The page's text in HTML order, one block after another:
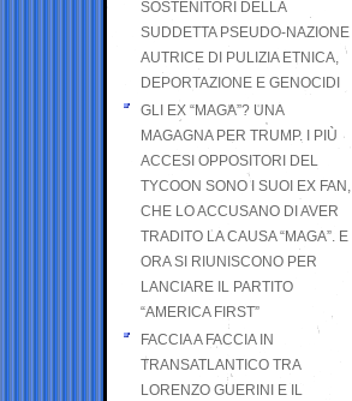
SOSTENITORI DELLA
SUDDETTA PSEUDO-NAZIONE
AUTRICE DI PULIZIA ETNICA,
DEPORTAZIONE E GENOCIDI
GLI EX “MAGA”? UNA
MAGAGNA PER TRUMP. I PIÙ
ACCESI OPPOSITORI DEL
TYCOON SONO I SUOI EX FAN,
CHE LO ACCUSANO DI AVER
TRADITO LA CAUSA “MAGA”. E
ORA SI RIUNISCONO PER
LANCIARE IL PARTITO
“AMERICA FIRST”
FACCIA A FACCIA IN
TRANSATLANTICO TRA
LORENZO GUERINI E IL